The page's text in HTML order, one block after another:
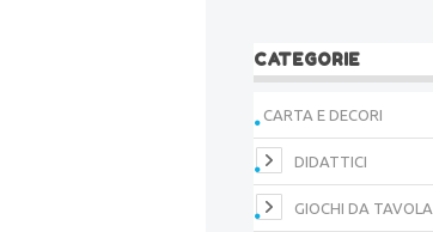
CATEGORIE
CARTA E DECORI
DIDATTICI
GIOCHI DA TAVOLA